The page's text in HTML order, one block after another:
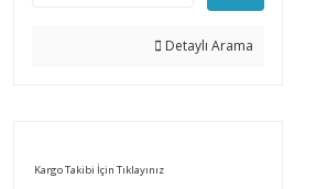
Detaylı Arama
Kargo Takibi İçin Tıklayınız